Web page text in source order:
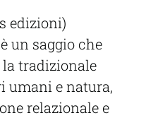
edizioni)
un saggio che
tradizionale
umani e natura,
relazionale e